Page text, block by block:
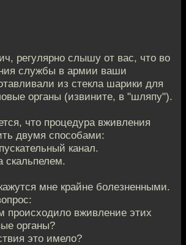
регулярно слышу от вас, что во
службы в армии ваши
из стекла шарики для
органы (извините, в "шляпу").
что процедура вживления
двумя способами:
канал.
скальпелем.
мне крайне болезненными.
происходило вживление этих
органы?
это имело?